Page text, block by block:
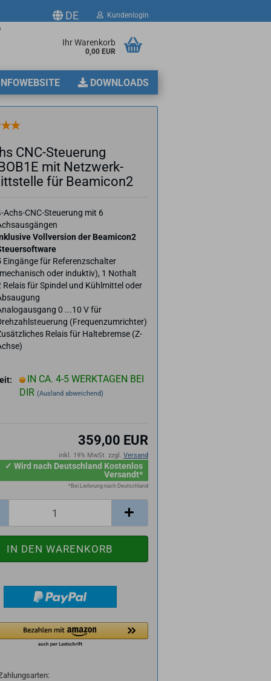
DE Kundenlogin
Ihr Warenkorb
0,00 EUR
DOWNLOADS
CNC-​Steuerung
mit Netz­werk­
für Beamicon2
​Achs-CNC-Steuerung mit 6
Vollversion der Beamicon2
Eingänge für Referenzschalter
oder induktiv), 1 Nothalt
Relais für Spindel und Kühlmittel oder
0 ...10 V für
(Frequenzumrichter)
Relais für Haltebremse (Z-
IN CA. 4-5 WERKTAGEN BEI
DIR (Ausland abweichend)
359,00 EUR
inkl. 19% MwSt. zzgl. Versand
✓ Wird nach Deutschland Kostenlos
Versandt*
*Bei Lieferung nach Deutschland